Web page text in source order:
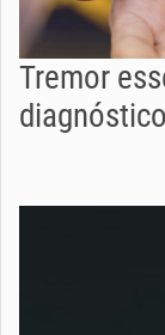
Tremor